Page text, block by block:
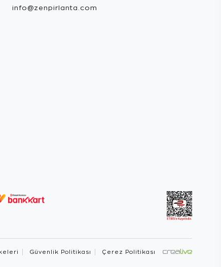
info@zenpirlanta.com
Güvenlik Politikası Çerez Politikası